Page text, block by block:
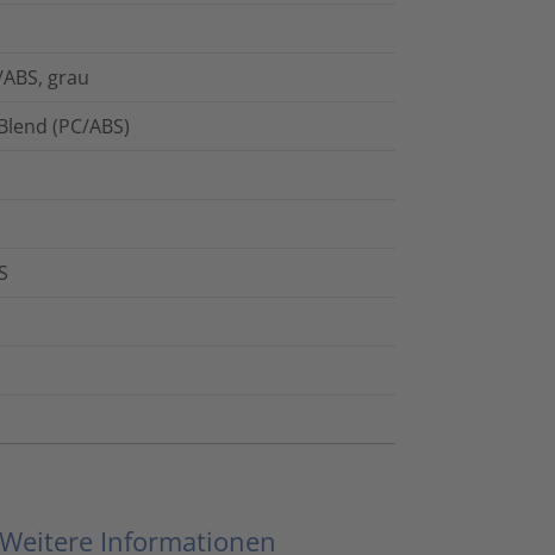
grau
(PC/ABS)
Weitere Informationen